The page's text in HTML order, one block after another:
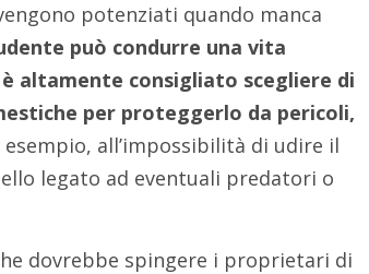
potenziati quando manca
può condurre una vita
altamente consigliato scegliere di
per proteggerlo da pericoli,
all’impossibilità di udire il
legato ad eventuali predatori o
dovrebbe spingere i proprietari di